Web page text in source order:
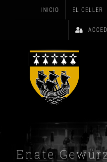
INICIO EL CELLER
Enate